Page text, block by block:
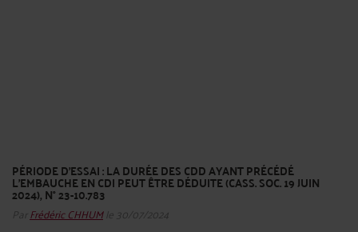
PÉRIODE D'ESSAI : LA DURÉE DES CDD AYANT PRÉCÉDÉ
L'EMBAUCHE EN CDI PEUT ÊTRE DÉDUITE (CASS. SOC. 19 JUIN
2024), N° 23-10.783
Par Frédéric CHHUMle 30/07/2024